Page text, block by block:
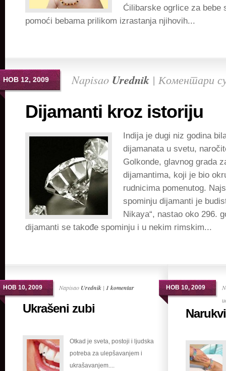
Ćilibarske ogrlice za bebe
pomoći bebama prilikom izrastanja njihovih...
НОВ 12, 2009 Napisao Urednik | Коментари
Dijamanti kroz istoriju
Indija je dugi niz godina
dijamanata u svetu,
Golkonde, glavnog grada
dijamantima, koji je bio
rudnicima pomenutog.
spominju dijamanti je
Nikaya“, nastao oko 296.
dijamanti se takođe spominju i u nekim rimskim...
НОВ 10, 2009 Napisao Urednik | 1 komentar
Ukrašeni zubi
Otkad je sveta, postoji i ljudska
potreba za ulepšavanjem i
ukrašavanjem....
НОВ 10, 2009